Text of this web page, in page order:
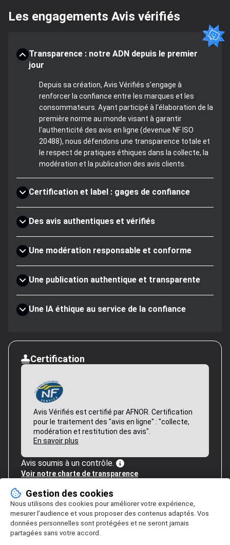
Les engagements Avis vérifiés
Transparence : notre ADN depuis le premier
jour
Depuis sa création, Avis Vérifiés s'engage à
renforcer la confiance entre les marques et les
consommateurs. Ayant participé à l'élaboration de la
première norme au monde visant à garantir
l'authenticité des avis en ligne (devenue NF ISO
20488), nous défendons une transparence totale et
le respect de pratiques éthiques dans la collecte, la
modération et la publication des avis clients.
Certification et label : gages de confiance
Des avis authentiques et vérifiés
Une modération responsable et conforme
Une publication authentique et transparente
Une IA éthique au service de la confiance
Certification
Avis Vérifiés est certifié par AFNOR. Certification
pour le traitement des "avis en ligne" : "collecte,
modération et restitution des avis".
En savoir plus
Avis soumis à un contrôle.
Voir notre charte de transparence
Gestion des cookies
Nous utilisons des cookies pour améliorer votre expérience,
mesurer l’audience et vous proposer des contenus adaptés. Vos
données personnelles sont protégées et ne seront jamais
partagées sans votre accord.